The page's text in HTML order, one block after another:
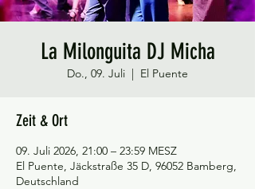
La Milonguita DJ Micha
Do., 09. Juli
  |
El Puente
Zeit & Ort
09. Juli 2026, 21:00 – 23:59 MESZ
El Puente, Jäckstraße 35 D, 96052 Bamberg,
Deutschland